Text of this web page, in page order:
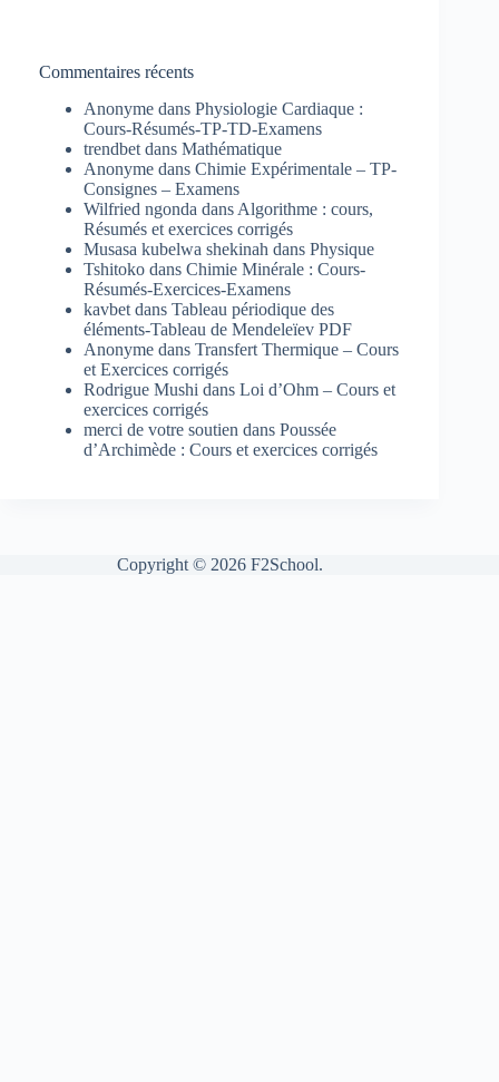
Commentaires récents
Anonyme dans Physiologie Cardiaque :
Cours-Résumés-TP-TD-Examens
trendbet dans Mathématique
Anonyme dans Chimie Expérimentale – TP-
Consignes – Examens
Wilfried ngonda dans Algorithme : cours,
Résumés et exercices corrigés
Musasa kubelwa shekinah dans Physique
Tshitoko dans Chimie Minérale : Cours-
Résumés-Exercices-Examens
kavbet dans Tableau périodique des
éléments-Tableau de Mendeleïev PDF
Anonyme dans Transfert Thermique – Cours
et Exercices corrigés
Rodrigue Mushi dans Loi d’Ohm – Cours et
exercices corrigés
merci de votre soutien dans Poussée
d’Archimède : Cours et exercices corrigés
Copyright © 2026 F2School.